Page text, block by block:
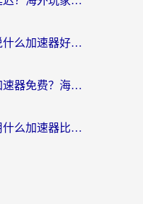
海外党别愁！打炉石传说什么加速器好用？3个实用技巧解决国服游戏卡顿
国外玩流放之路用什么加速器免费？海外党亲测有效的国服游戏加速指南
国外玩国服浮生为卿歌用什么加速器比较好？海外党亲测不踩坑指南